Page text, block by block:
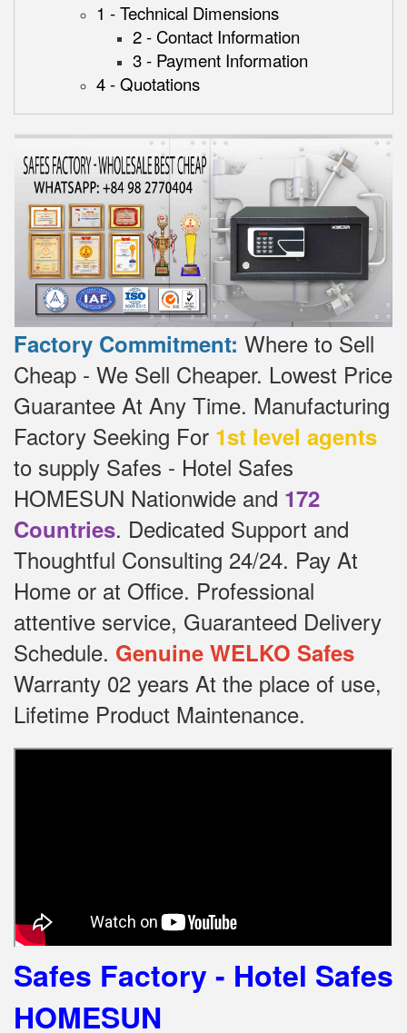
1 - Technical Dimensions
2 - Contact Information
3 - Payment Information
4 - Quotations
Factory Commitment: Where to Sell
Cheap - We Sell Cheaper. Lowest Price
Guarantee At Any Time. Manufacturing
Factory Seeking For 1st level agents
to supply Safes - Hotel Safes
HOMESUN Nationwide and 172
Countries. Dedicated Support and
Thoughtful Consulting 24/24. Pay At
Home or at Office. Professional
attentive service, Guaranteed Delivery
Schedule. Genuine WELKO Safes
Warranty 02 years At the place of use,
Lifetime Product Maintenance.
Safes Factory - Hotel Safes
HOMESUN